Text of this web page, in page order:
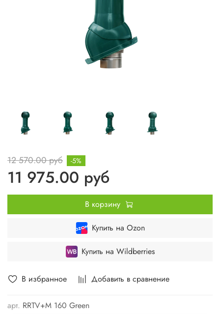
В избранное Добавить в сравнение
арт. RRTV+M 160 Green
12 570.00 руб
11 975.00 руб
-5%
В корзину
Купить на Ozon
Купить на Wildberries